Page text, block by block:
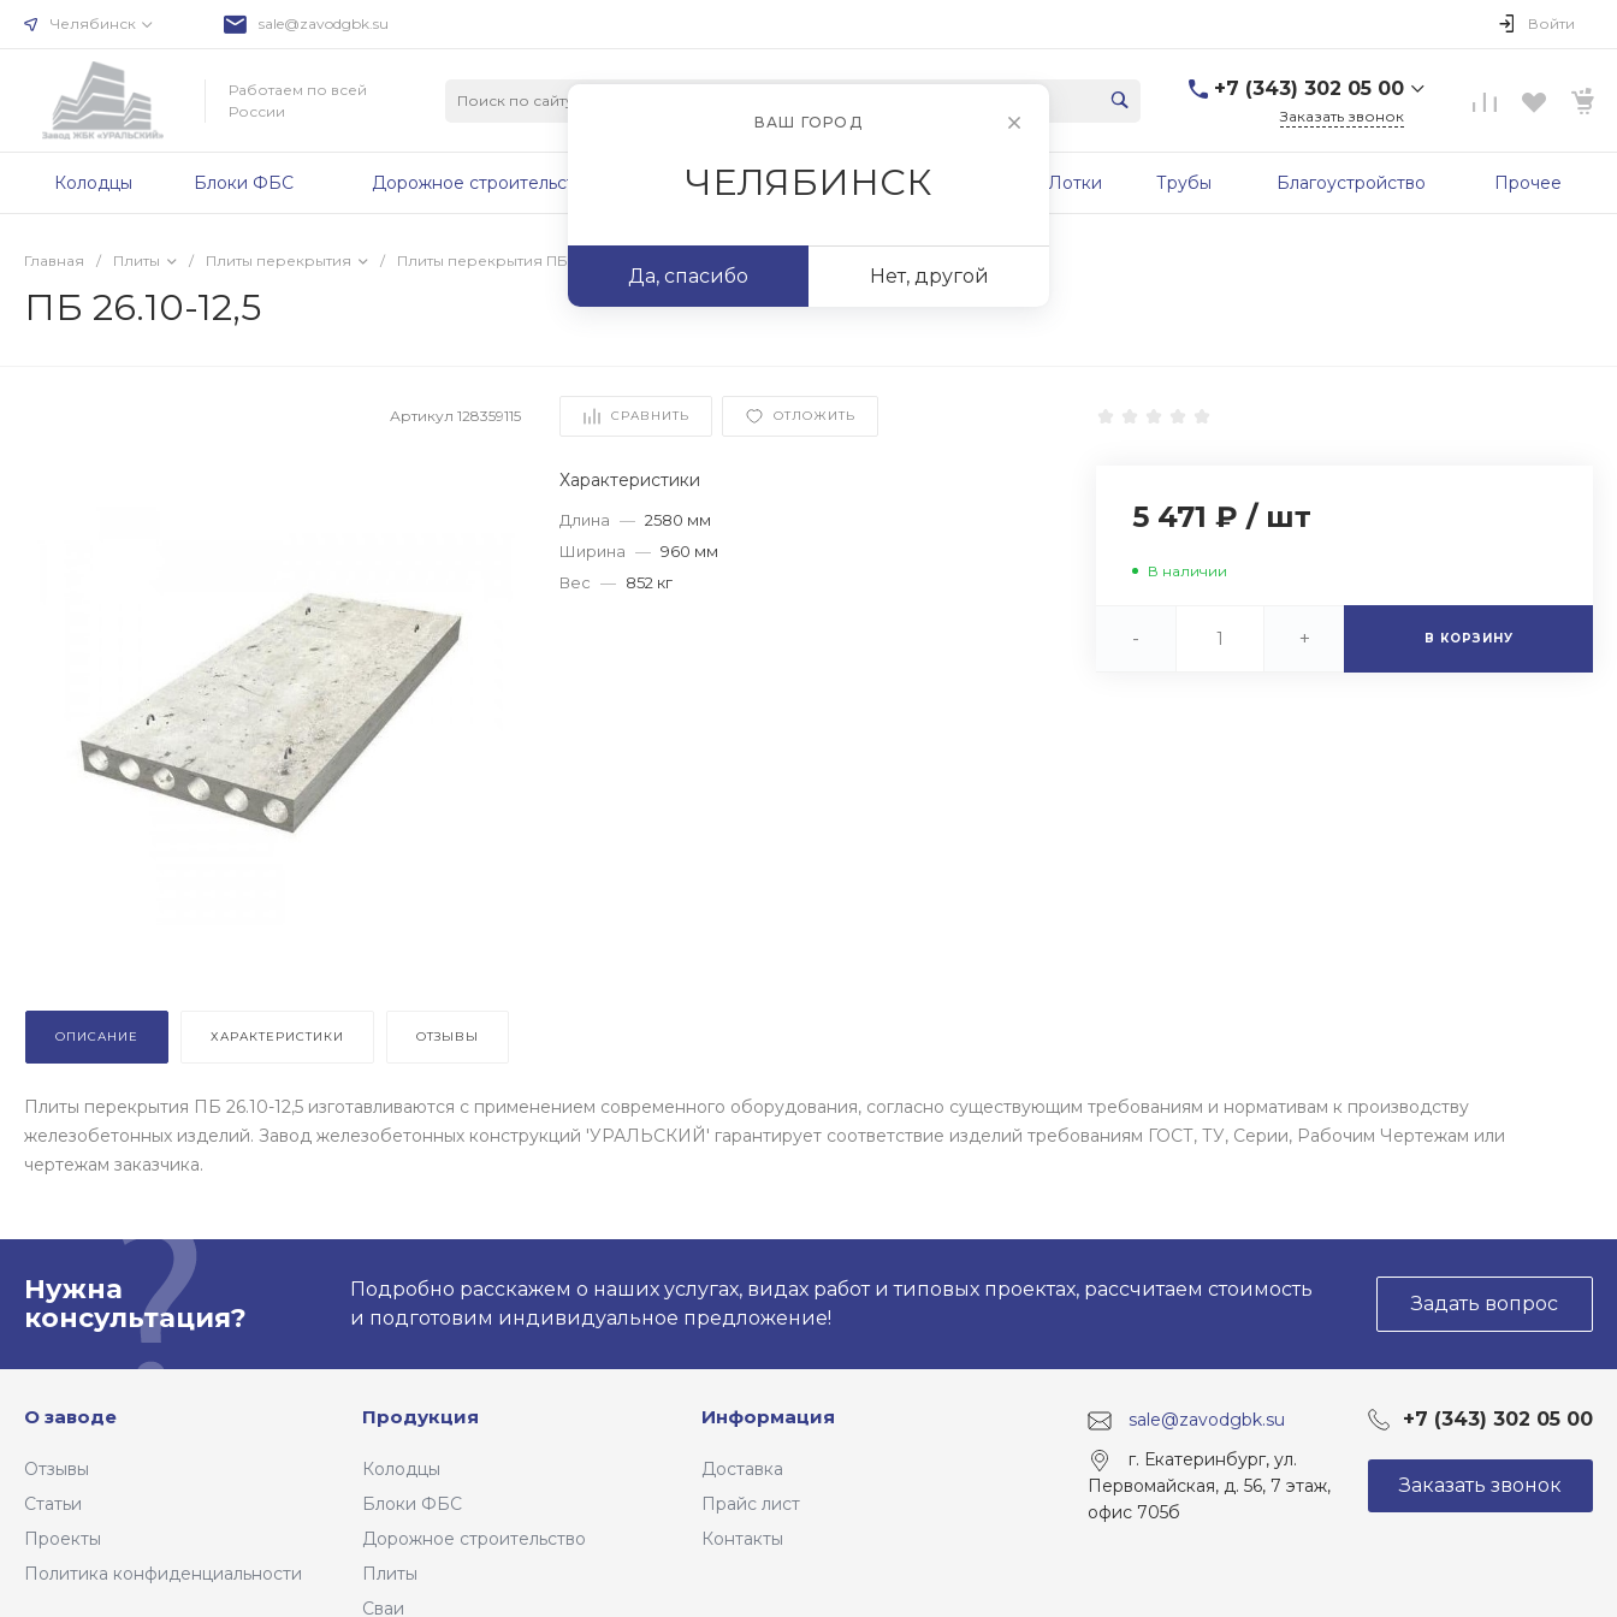
Челябинск sale@zavodgbk.su Войти
Работаем по всей
России
+7 (343) 302 05 00
г. Екатеринбург, ул.
Заказать звонок
Колодцы Блоки ФБС Дорожное строительство Плиты Сваи Фундаменты Лотки Трубы Благоустройство Прочее
Главная / Плиты / Плиты перекрытия / Плиты перекрытия ПБ
ПБ 26.10-12,5
Артикул128359115 СРАВНИТЬ ОТЛОЖИТЬ
Характеристики
Длина — 2580 мм
Ширина — 960 мм
Вес — 852 кг
5 471 ₽ / шт
В наличии
- + В КОРЗИНУ
ОПИСАНИЕ ХАРАКТЕРИСТИКИ ОТЗЫВЫ
Плиты перекрытия ПБ 26.10-12,5 изготавливаются с применением современного оборудования, согласно существующим требованиям и нормативам к производству
железобетонных изделий. Завод железобетонных конструкций 'УРАЛЬСКИЙ' гарантирует соответствие изделий требованиям ГОСТ, ТУ, Серии, Рабочим Чертежам или
чертежам заказчика.
Нужна
консультация?
Подробно расскажем о наших услугах, видах работ и типовых проектах, рассчитаем стоимость
и подготовим индивидуальное предложение!
Задать вопрос
О заводе
Отзывы
Статьи
Проекты
Политика конфиденциальности
Продукция
Колодцы
Блоки ФБС
Дорожное строительство
Плиты
Сваи
Информация
Доставка
Прайс лист
Контакты
sale@zavodgbk.su +7 (343) 302 05 00
г. Екатеринбург, ул.
Первомайская, д. 56, 7 этаж,
офис 705б
Заказать звонок
ВАШ ГОРОД
ЧЕЛЯБИНСК
Да, спасибо Нет, другой